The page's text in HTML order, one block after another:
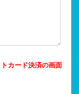
カード決済の画面